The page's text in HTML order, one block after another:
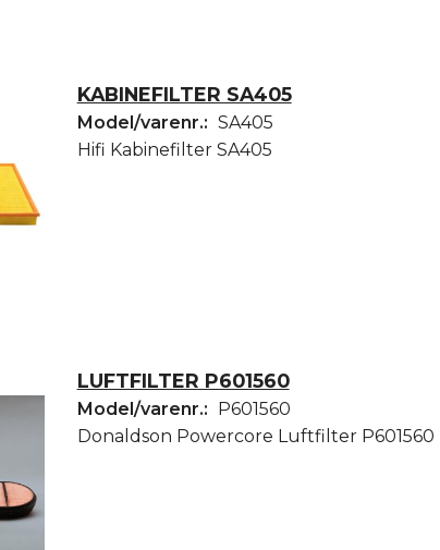
KABINEFILTER SA405
Model/varenr.: SA405
Hifi Kabinefilter SA405
LUFTFILTER P601560
Model/varenr.: P601560
Donaldson Powercore Luftfilter P601560